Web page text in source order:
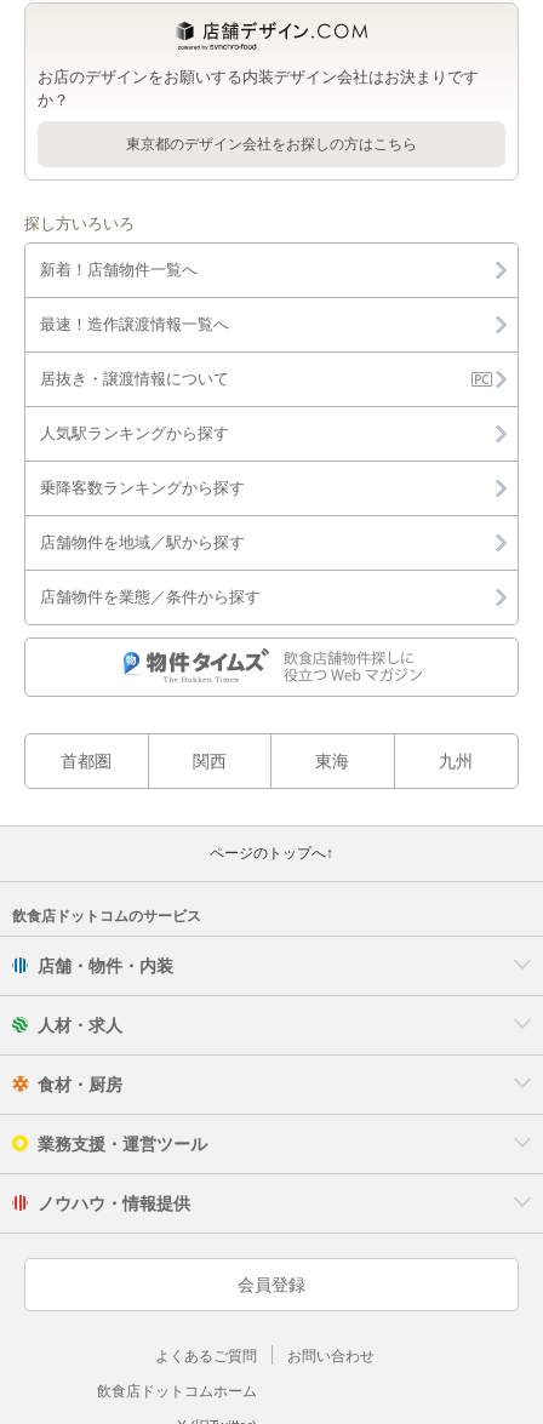
お店のデザインをお願いする内装デザイン会社はお決まりです
か？
東京都のデザイン会社をお探しの方はこちら
探し方いろいろ
新着！店舗物件一覧へ
最速！造作譲渡情報一覧へ
居抜き・譲渡情報について
人気駅ランキングから探す
乗降客数ランキングから探す
店舗物件を地域／駅から探す
店舗物件を業態／条件から探す
首都圏 関西 東海 九州
ページのトップへ↑
飲食店ドットコムのサービス
店舗・物件・内装
人材・求人
食材・厨房
業務支援・運営ツール
ノウハウ・情報提供
会員登録
よくあるご質問 お問い合わせ
飲食店ドットコムホーム